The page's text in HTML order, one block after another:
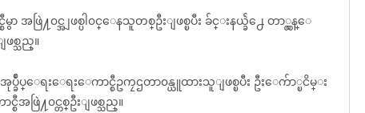
အဖြဲ႔၀င္အျဖစ္ပါ၀င္ေနသူတစ္ဦးျဖစ္ၿပီး ခ်င္းနယ္ခ်ဲ႕ေ တာ္လွန္ေ
စ္သည္။
ခ်ဳပ္ေရးေရးေကာင္စီဥကၠဌတာ၀န္ယူထားသူျဖစ္ၿပီး ဦးေက်ာ္ၿငိမ္း
ဖြဲ႔၀င္တစ္ဦးျဖစ္သည္။